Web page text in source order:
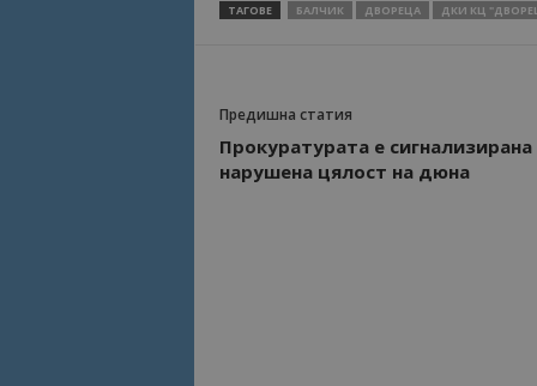
ТАГОВЕ БАЛЧИК ДВОРЕЦА ДКИ КЦ
Предишна статия
Прокуратурата е сигнализирана
нарушена цялост на дюна_ga_WXPDN4HSCV